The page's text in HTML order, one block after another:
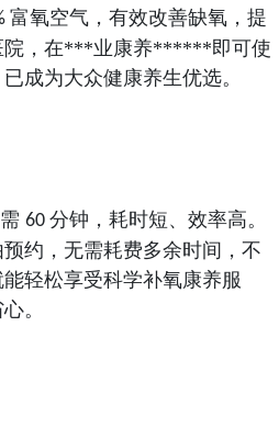
富氧空气，有效改善缺氧，提
院，在***业康养******即可使
成为大众健康养生优选。
60 分钟，耗时短、效率高。
约，无需耗费多余时间，不
轻松享受科学补氧康养服
。